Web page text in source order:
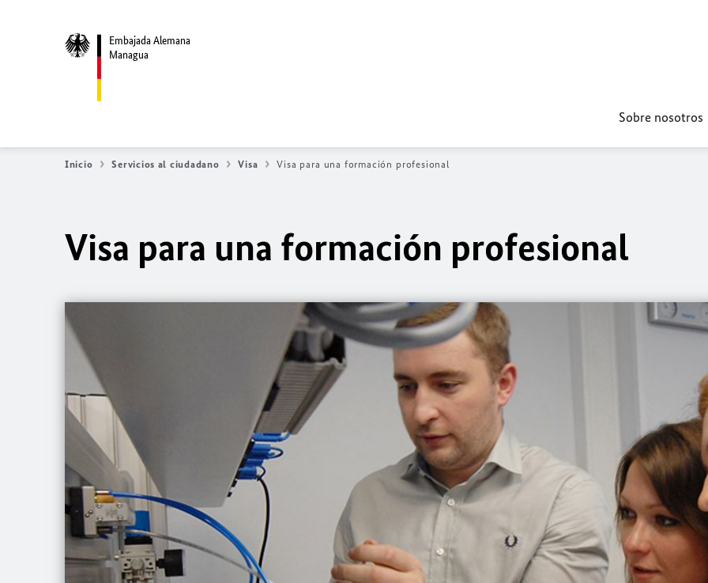
Embajada Alemana
Managua
Sobre nosotros
Inicio Servicios al ciudadano Visa Visa para una formación profesional
Visa para una formación profesional